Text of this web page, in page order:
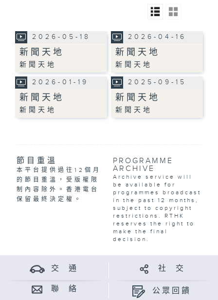
2026-05-18
新聞天地
新聞天地
2026-04-16
新聞天地
新聞天地
2026-01-19
新聞天地
新聞天地
2025-09-15
新聞天地
新聞天地
節目重溫
本平台提供過往12個月
的節目重溫，受版權限
制內容除外。香港電台
保留最終決定權。
PROGRAMME
ARCHIVE
Archive service will
be available for
programmes broadcast
in the past 12 months,
subject to copyright
restrictions. RTHK
reserves the right to
make the final
decision.
交 通 社 交
聯 絡 公眾回饋